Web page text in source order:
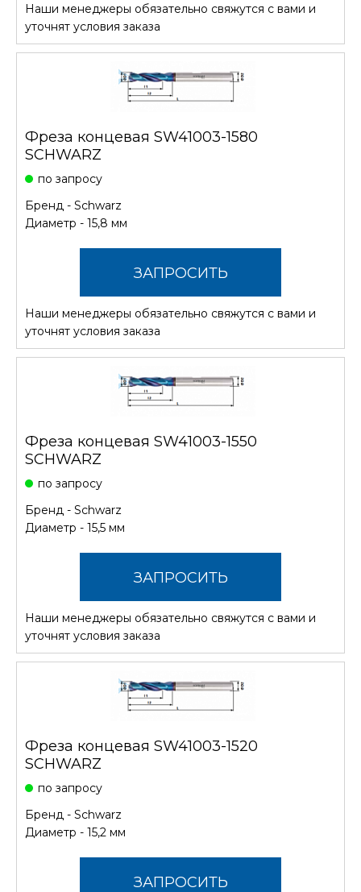
СТОИМОСТЬ
Наши менеджеры обязательно свяжутся с вами и
уточнят условия заказа
Фреза концевая SW41003-1580
SCHWARZ
по запросу
Бренд - Schwarz
Диаметр - 15,8 мм
ЗАПРОСИТЬ
СТОИМОСТЬ
Наши менеджеры обязательно свяжутся с вами и
уточнят условия заказа
Фреза концевая SW41003-1550
SCHWARZ
по запросу
Бренд - Schwarz
Диаметр - 15,5 мм
ЗАПРОСИТЬ
СТОИМОСТЬ
Наши менеджеры обязательно свяжутся с вами и
уточнят условия заказа
Фреза концевая SW41003-1520
SCHWARZ
по запросу
Бренд - Schwarz
Диаметр - 15,2 мм
ЗАПРОСИТЬ